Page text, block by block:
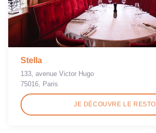
Stella
133, avenue Victor Hugo
75016, Paris
JE DÉCOUVRE LE RESTO